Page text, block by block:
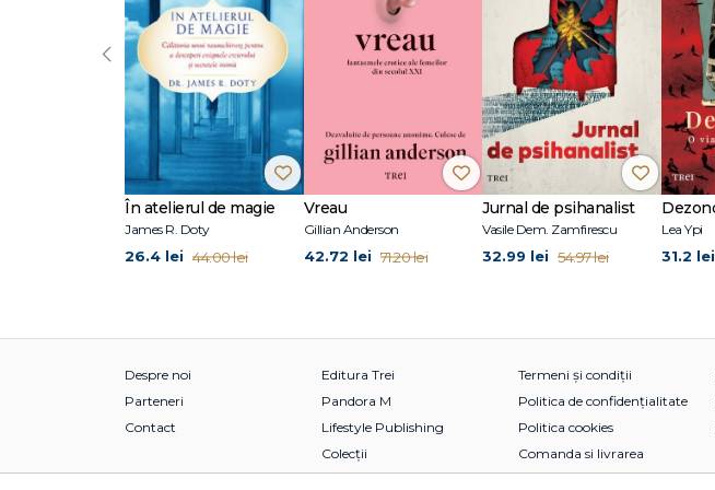
În atelierul de magie
James R. Doty
26.4 lei 44.00 lei
Vreau
Gillian Anderson
42.72 lei 71.20 lei
Jurnal de psihanalist
Vasile Dem. Zamfirescu
32.99 lei 54.97 lei
Lea Ypi
31.2 lei
‹
Despre noi
Parteneri
Contact
Editura Trei
Pandora M
Lifestyle Publishing
Colecții
Termeni și condiții
Politica de confidențialitate
Politica cookies
Comanda si livrarea